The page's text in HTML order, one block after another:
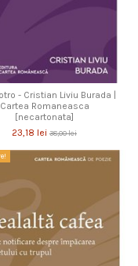
- Cristian Liviu Burada |
Cartea Romaneasca
[necartonata]
23,18 lei 38,00 lei